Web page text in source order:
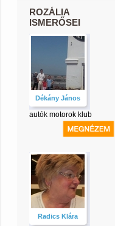
ROZÁLIA
ISMERŐSEI
Dékány János
autók motorok klub
Radics Klára